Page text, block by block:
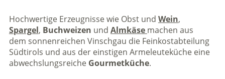
Hochwertige Erzeugnisse wie Obst und Wein,
Spargel, Buchweizen und Almkäse machen aus
dem sonnenreichen Vinschgau die Feinkostabteilung
Südtirols und aus der einstigen Armeleuteküche eine
abwechslungsreiche Gourmetküche.